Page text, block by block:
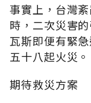
事實上，台灣
時，二次災害
瓦斯即便有緊
五十八起火災。
期待救災方案